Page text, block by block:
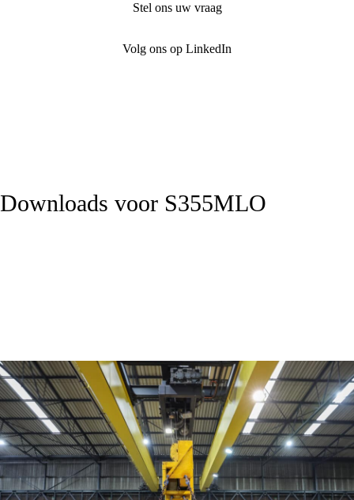
Stel ons uw vraag
Volg ons op LinkedIn
Downloads voor S355MLO